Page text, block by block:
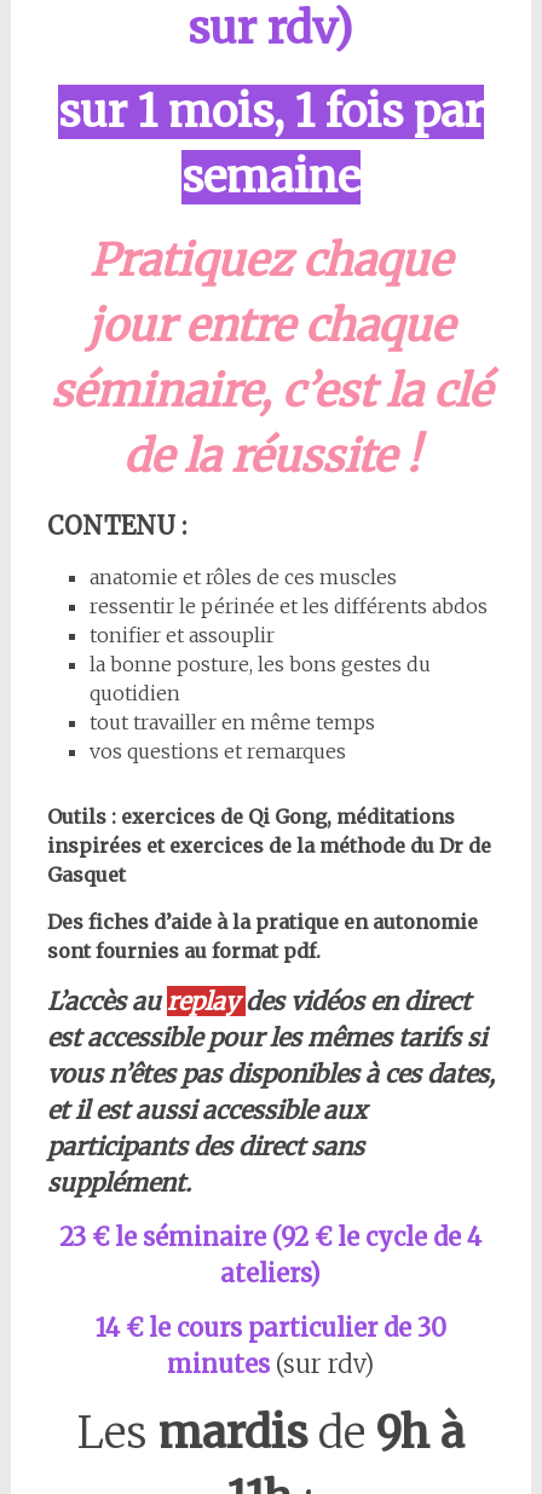
sur rdv)
sur 1 mois, 1 fois par
semaine
Pratiquez chaque
jour entre chaque
séminaire, c’est la clé
de la réussite !
CONTENU :
anatomie et rôles de ces muscles
ressentir le périnée et les différents abdos
tonifier et assouplir
la bonne posture, les bons gestes du
quotidien
tout travailler en même temps
vos questions et remarques
Outils : exercices de Qi Gong, méditations
inspirées et exercices de la méthode du Dr de
Gasquet
Des fiches d’aide à la pratique en autonomie
sont fournies au format pdf.
L’accès aureplaydes vidéos en direct
est accessible pour les mêmes tarifs si
vous n’êtes pas disponibles à ces dates,
et il est aussi accessible aux
participants des direct sans
supplément.
23 € le séminaire (92 € le cycle de 4
ateliers)
14 € le cours particulier de 30
minutes (sur rdv)
Les mardisde 9h à